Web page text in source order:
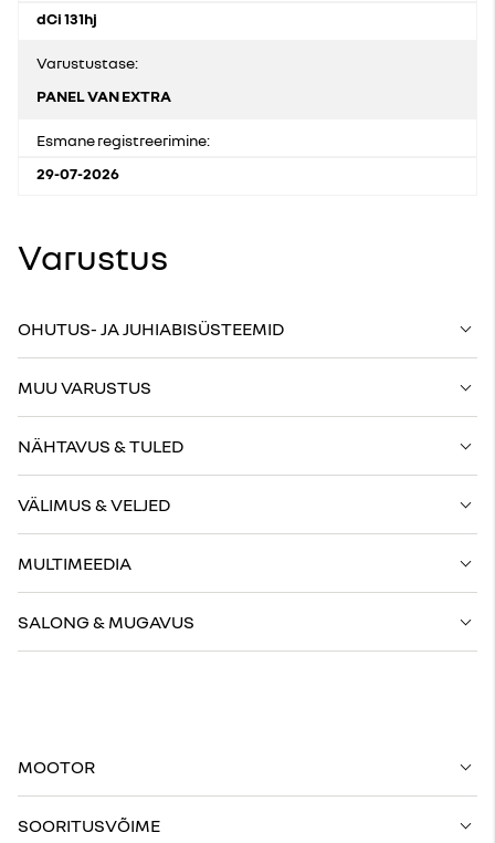
dCi 131hj
Varustustase:
PANEL VAN EXTRA
Esmane registreerimine:
29-07-2026
Varustus
OHUTUS- JA JUHIABISÜSTEEMID
MUU VARUSTUS
NÄHTAVUS & TULED
VÄLIMUS & VELJED
MULTIMEEDIA
SALONG & MUGAVUS
MOOTOR
SOORITUSVÕIME